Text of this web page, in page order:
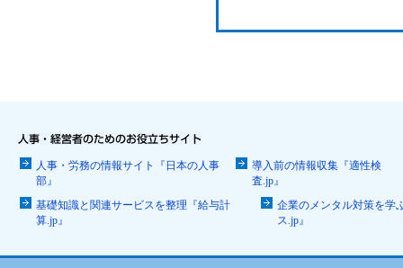
人事・労務の情報サイト『日本の人事
部』
導入前の情報収集『適性検
査.jp』
基礎知識と関連サービスを整理『給与計
算.jp』
企業のメンタル対策を学
ス.jp』